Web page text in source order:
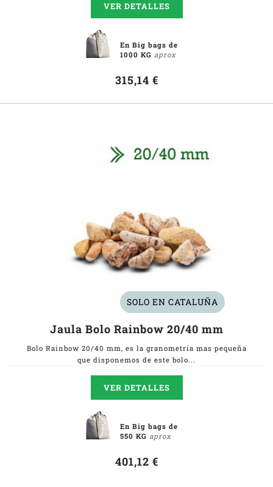
VER DETALLES
En Big bags de
1000 KG aprox
315,14 €
SOLO EN CATALUÑA
Jaula Bolo Rainbow 20/40 mm
Bolo Rainbow 20/40 mm, es la granometria mas pequeña
que disponemos de este bolo...
VER DETALLES
En Big bags de
550 KG aprox
401,12 €